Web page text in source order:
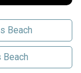
Beach